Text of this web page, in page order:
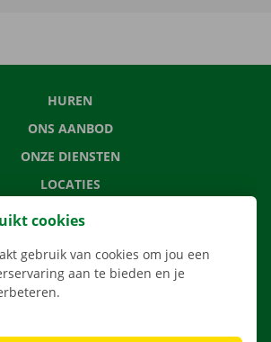
HUREN
ONS AANBOD
ONZE DIENSTEN
LOCATIES
APP
cookies
gebruik van cookies om jou een
aan te bieden en je